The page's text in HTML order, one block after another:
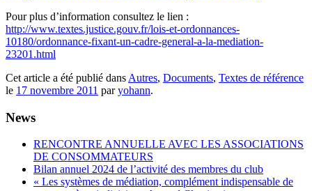
Pour plus d’information consultez le lien :
http://www.textes.justice.gouv.fr/lois-et-ordonnances-
10180/ordonnance-fixant-un-cadre-general-a-la-mediation-
23201.html
Cet article a été publié dans Autres, Documents, Textes de référence
le 17 novembre 2011 paryohann.
News
RENCONTRE ANNUELLE AVEC LES ASSOCIATIONS
DE CONSOMMATEURS
Bilan annuel 2024 de l’activité des membres du club
« Les systèmes de médiation, complément indispensable de